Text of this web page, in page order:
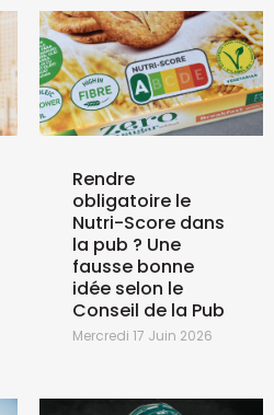
Rendre
obligatoire le
Nutri-Score dans
la pub ? Une
fausse bonne
idée selon le
Conseil de la Pub
Mercredi 17 Juin 2026